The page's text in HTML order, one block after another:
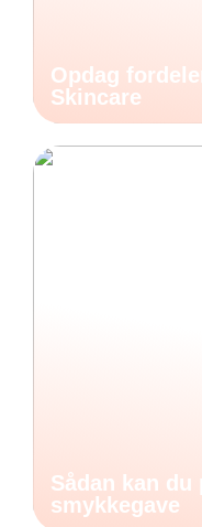
Opdag
Skincare
Sådan kan
smykkegave